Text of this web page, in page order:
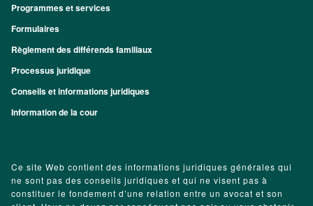
Footer
Programmes et services
Formulaires
Règlement des différends familiaux
Processus juridique
Conseils et informations juridiques
Information de la cour
Ce site Web contient des informations juridiques générales qui
ne sont pas des conseils juridiques et qui ne visent pas à
constituer le fondement d’une relation entre un avocat et son